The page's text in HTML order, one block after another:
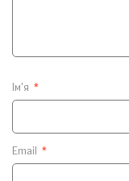
Ім'я *
Email *